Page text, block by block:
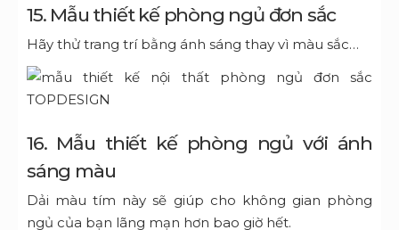
15. Mẫu thiết kế phòng ngủ đơn sắc
Hãy thử trang trí bằng ánh sáng thay vì màu sắc…
16. Mẫu thiết kế phòng ngủ với ánh
sáng màu
Dải màu tím này sẽ giúp cho không gian phòng
ngủ của bạn lãng mạn hơn bao giờ hết.